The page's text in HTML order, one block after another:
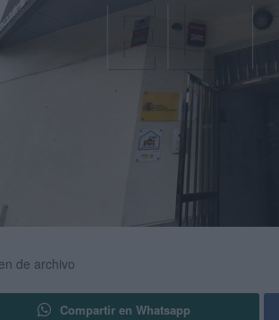
de archivo
Compartir en Whatsapp